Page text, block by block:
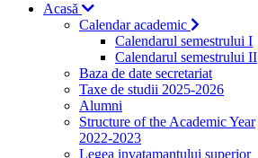
Acasă
Calendar academic
Calendarul semestrului I
Calendarul semestrului II
Baza de date secretariat
Taxe de studii 2025-2026
Alumni
Structure of the Academic Year
2022-2023
Legea invatamantului superior